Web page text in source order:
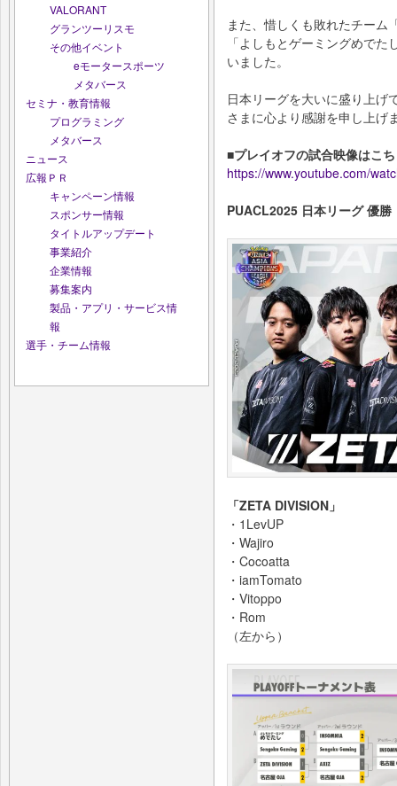
VALORANT
グランツーリスモ
その他イベント
eモータースポーツ
メタバース
セミナ・教育情報
プログラミング
メタバース
ニュース
広報ＰＲ
キャンペーン情報
スポンサー情報
タイトルアップデート
事業紹介
企業情報
募集案内
製品・アプリ・サービス情
報
選手・チーム情報
また、惜しくも敗れたチーム
「よしもとゲーミングめで
いました。
日本リーグを大いに盛り上げ
さまに心より感謝を申し上げ
■プレイオフの試合映像はこ
https://www.youtube.com/
PUACL2025 日本リーグ 優勝
「ZETA DIVISION」
・1LevUP
・Wajiro
・Cocoatta
・iamTomato
・Vitoppo
・Rom
（左から）